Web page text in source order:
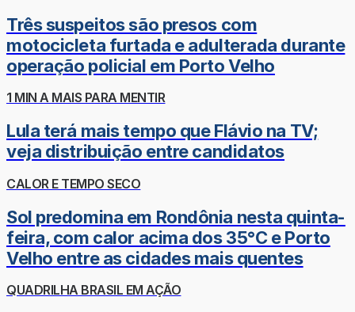
Três suspeitos são presos com
motocicleta furtada e adulterada durante
operação policial em Porto Velho
1 MIN A MAIS PARA MENTIR
Lula terá mais tempo que Flávio na TV;
veja distribuição entre candidatos
CALOR E TEMPO SECO
Sol predomina em Rondônia nesta quinta-
feira, com calor acima dos 35°C e Porto
Velho entre as cidades mais quentes
QUADRILHA BRASIL EM AÇÃO